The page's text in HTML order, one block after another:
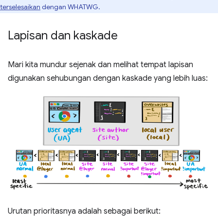
terselesaikan dengan WHATWG.
Lapisan dan kaskade
Mari kita mundur sejenak dan melihat tempat lapisan
digunakan sehubungan dengan kaskade yang lebih luas:
Urutan prioritasnya adalah sebagai berikut: